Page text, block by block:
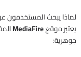
لماذا يبحث المستخدمون عن تحميل
يعتبر موقعMediaFire
جوهرية: